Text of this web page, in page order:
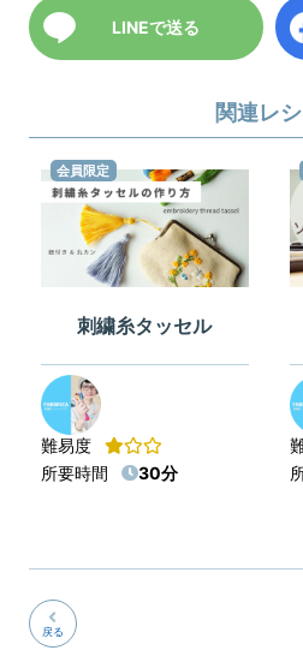
LINEで送る
関連レ
刺繍糸タッセル
会員限定
難易度
所要時間
30分
戻る